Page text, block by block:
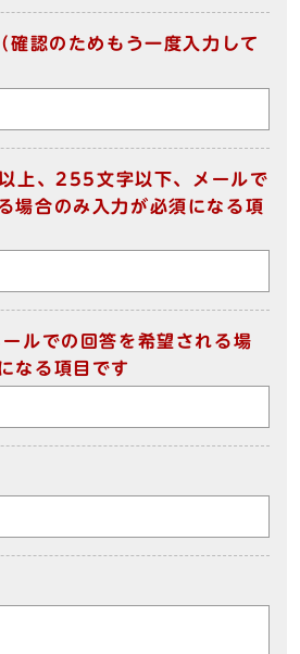
（確認のためもう一度入力して
上、255文字以下、メールで
場合のみ入力が必須になる項
ールでの回答を希望される場
なる項目です